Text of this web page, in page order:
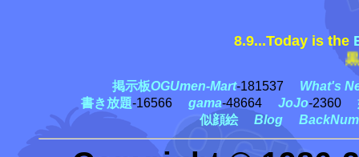
8.9...Today is the
黒
掲示板OGUmen-Mart-181537 What's
書き放題-16566 gama-48664 JoJo-2360
似顔絵
Blog